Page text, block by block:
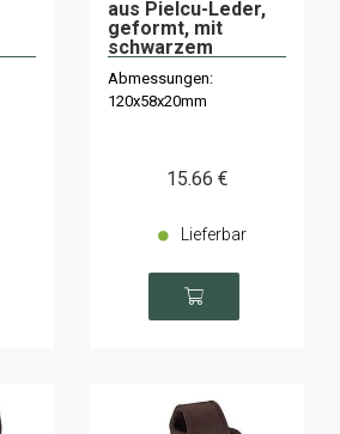
aus Pielcu-Leder,
geformt, mit
schwarzem
Innenfutter
Abmessungen:
120x58x20mm
15.66 €
Lieferbar